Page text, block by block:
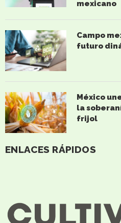
ENLACES RÁPIDOS
mexicano
Campo
futuro
México
la
frijol